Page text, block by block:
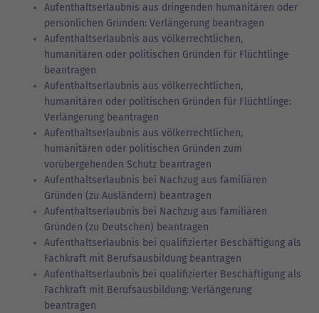
Aufenthaltserlaubnis aus dringenden humanitären oder
persönlichen Gründen: Verlängerung beantragen
Aufenthaltserlaubnis aus völkerrechtlichen,
humanitären oder politischen Gründen für Flüchtlinge
beantragen
Aufenthaltserlaubnis aus völkerrechtlichen,
humanitären oder politischen Gründen für Flüchtlinge:
Verlängerung beantragen
Aufenthaltserlaubnis aus völkerrechtlichen,
humanitären oder politischen Gründen zum
vorübergehenden Schutz beantragen
Aufenthaltserlaubnis bei Nachzug aus familiären
Gründen (zu Ausländern) beantragen
Aufenthaltserlaubnis bei Nachzug aus familiären
Gründen (zu Deutschen) beantragen
Aufenthaltserlaubnis bei qualifizierter Beschäftigung als
Fachkraft mit Berufsausbildung beantragen
Aufenthaltserlaubnis bei qualifizierter Beschäftigung als
Fachkraft mit Berufsausbildung: Verlängerung
beantragen